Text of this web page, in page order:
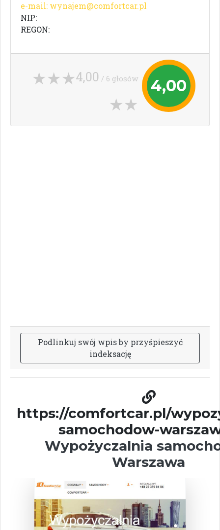
e-mail: wynajem@comfortcar.pl
NIP:
REGON:
4,00
4,00 / 6 głosów
Podlinkuj swój wpisby przyśpieszyć
indeksację
https://comfortcar.pl/
samochodow-
Wypożyczalnia
Warszawa